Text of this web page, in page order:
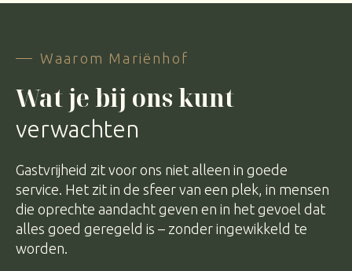
Waarom Mariënhof
Wat je bij ons kunt
verwachten
Gastvrijheid zit voor ons niet alleen in goede
service. Het zit in de sfeer van een plek, in mensen
die oprechte aandacht geven en in het gevoel dat
alles goed geregeld is – zonder ingewikkeld te
worden.